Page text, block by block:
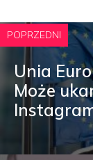
POPRZEDNI
Unia
Może